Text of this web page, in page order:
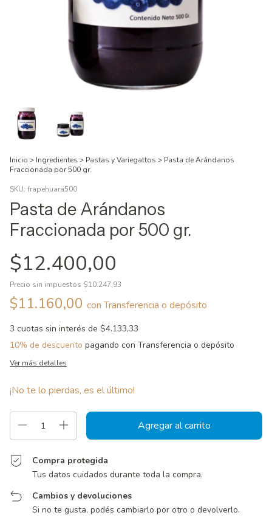
Inicio > Ingredientes > Pastas y Variegattos > Pasta de Arándanos
Fraccionada por 500 gr.
SKU: frapehuara500
Pasta de Arándanos
Fraccionada por 500 gr.
$12.400,00
Precio sin impuestos $10.247,93
$11.160,00 con Transferencia o depósito
3 cuotas sin interés de $4.133,33
10% de descuento pagando con Transferencia o depósito
Ver más detalles
¡No te lo pierdas, es el último!
Compra protegida
Tus datos cuidados durante toda la compra.
Cambios y devoluciones
Si no te gusta, podés cambiarlo por otro o devolverlo.